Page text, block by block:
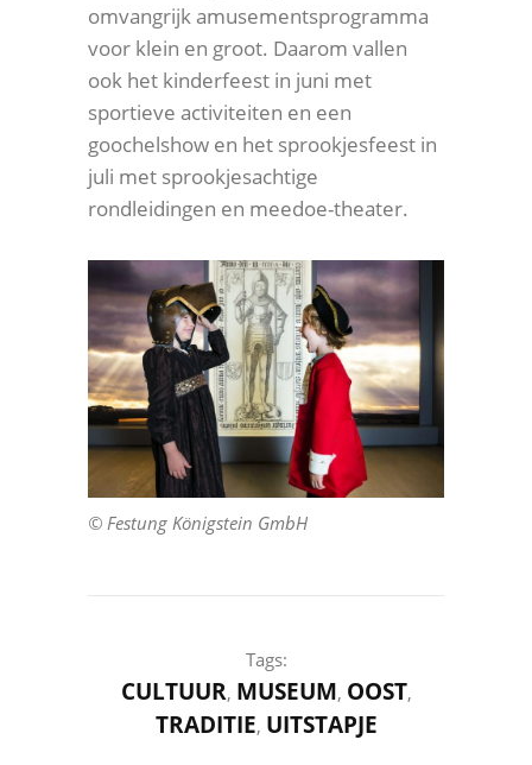
omvangrijk amusementsprogramma
voor klein en groot. Daarom vallen
ook het kinderfeest in juni met
sportieve activiteiten en een
goochelshow en het sprookjesfeest in
juli met sprookjesachtige
rondleidingen en meedoe-theater.
© Festung Königstein GmbH
Tags:
CULTUUR, MUSEUM, OOST,
TRADITIE, UITSTAPJE